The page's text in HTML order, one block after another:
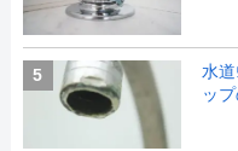
5
水
ッ